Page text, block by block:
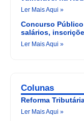
Ler Mais Aqui »
Concurso
salários,
Ler Mais Aqui »
Colunas
Reforma
Ler Mais Aqui »